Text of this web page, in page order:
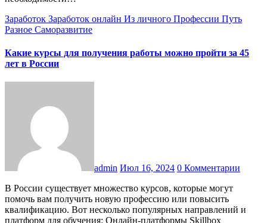
Заработок Заработок онлайн Из личного Профессии Путь
Разное Саморазвитие
Какие курсы для получения работы можно пройти за 45
лет в России
admin Июл 16, 2024 0 Комментарии
В России существует множество курсов, которые могут
помочь вам получить новую профессию или повысить
квалификацию. Вот несколько популярных направлений и
платформ для обучения: Онлайн-платформы Skillbox